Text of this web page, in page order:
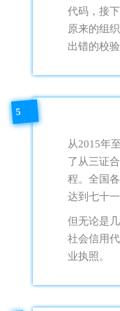
代码，接
原来的组
出错的校验
5
从2015年
了从三证
程。全国
达到七十一
但无论是
社会信用
业执照。